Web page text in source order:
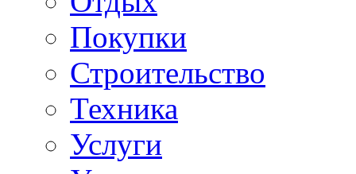
Покупки
Строительство
Техника
Услуги